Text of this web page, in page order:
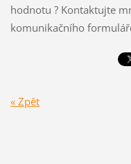
hodnotu ? Kontaktujte
komunikačního
« Zpět